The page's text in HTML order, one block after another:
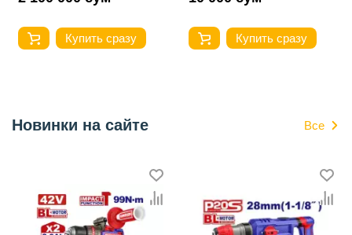
Купить сразу Купить сразу
Новинки на сайте Все